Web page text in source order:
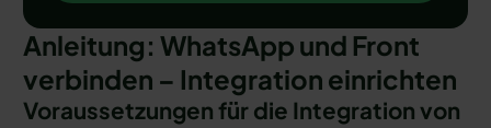
Anleitung: WhatsApp und Front
verbinden – Integration einrichten
Voraussetzungen für die Integration von